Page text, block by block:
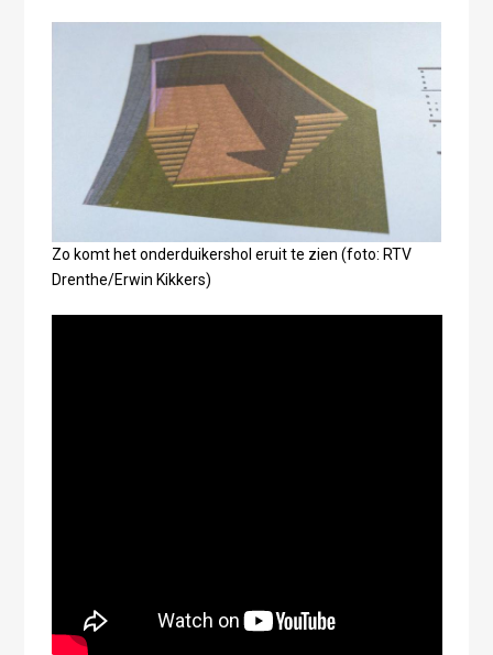
Zo komt het onderduikershol eruit te zien (foto: RTV
Drenthe/Erwin Kikkers)